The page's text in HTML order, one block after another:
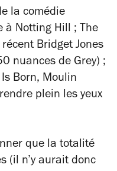
la comédie
à Notting Hill ; The
Bridget Jones
nuances de Grey) ;
Born, Moulin
plein les yeux
que la totalité
(il n’y aurait donc